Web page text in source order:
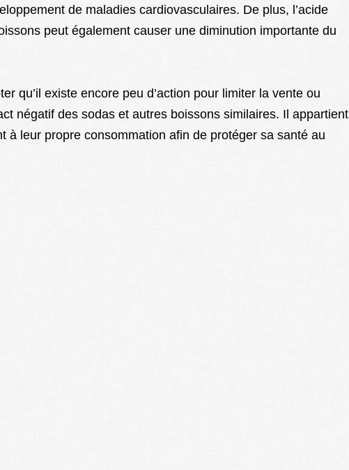
de maladies cardiovasculaires. De plus, l’acide
peut également causer une diminution importante du
qu’il existe encore peu d’action pour limiter la vente ou
négatif des sodas et autres boissons similaires. Il appartient
à leur propre consommation afin de protéger sa santé au